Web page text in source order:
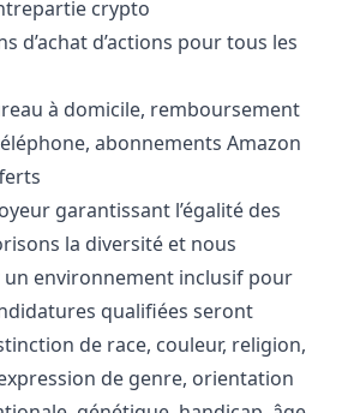
crypto
d’achat d’actions pour tous les
à domicile, remboursement
abonnements Amazon
garantissant l’égalité des
la diversité et nous
un environnement inclusif pour
qualifiées seront
de race, couleur, religion,
de genre, orientation